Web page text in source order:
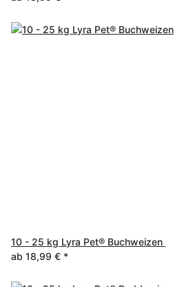
10 - 25 kg Lyra Pet® Buchweizen
ab 18,99 € *